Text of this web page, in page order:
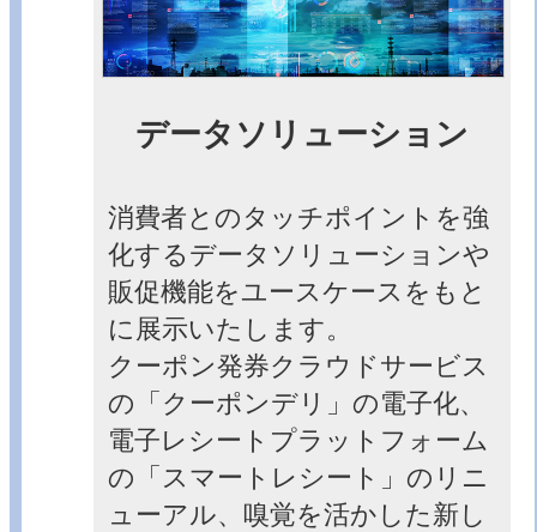
データソリューション
消費者とのタッチポイントを強
化するデータソリューションや
販促機能をユースケースをもと
に展示いたします。
クーポン発券クラウドサービス
の「クーポンデリ」の電子化、
電子レシートプラットフォーム
の「スマートレシート」のリニ
ューアル、嗅覚を活かした新し